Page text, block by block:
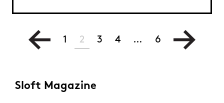
1 2 3 4 … 6
Sloft Magazine